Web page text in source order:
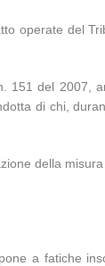
operate del
del 2007,
di chi,
della
a fatiche